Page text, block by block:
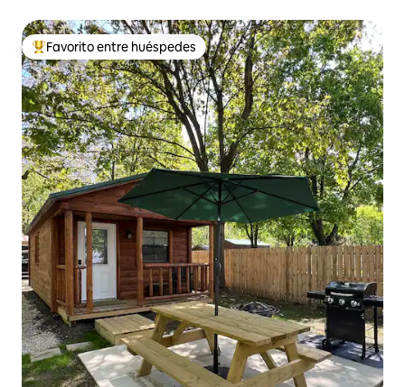
De los mejores en Favorito entre huéspedes
Favorito entre huéspedes